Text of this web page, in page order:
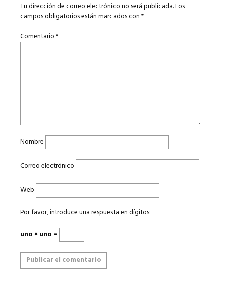
Tu dirección de correo electrónico no será publicada.Los
campos obligatorios están marcados con*
Comentario*
Nombre
Correo electrónico
Web
Por favor, introduce una respuesta en dígitos:
uno × uno =